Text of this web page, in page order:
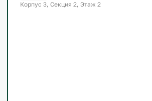
Корпус 3, Секция 2, Этаж 2